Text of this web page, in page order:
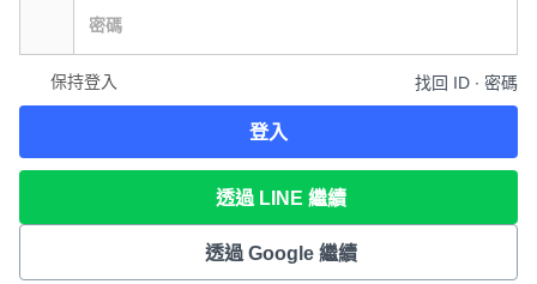
保持登入 找回 ID ∙ 密碼
登入
透過 LINE 繼續
透過 Google 繼續